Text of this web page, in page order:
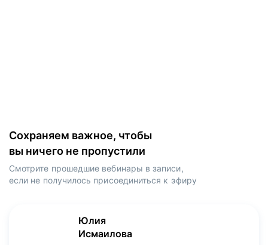
Сохраняем важное, чтобы
вы ничего не пропустили
Смотрите прошедшие вебинары в записи,
если не получилось присоединиться к эфиру
Юлия
Исмаилова
Игорь
Зуриев
Мария
Оборина
Денис
Мерзлов
Даниил
Харламов